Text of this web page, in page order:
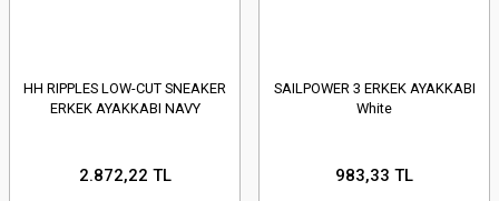
HH RIPPLES LOW-CUT SNEAKER
ERKEK AYAKKABI NAVY
2.872,22 TL
SAILPOWER 3 ERKEK AYAKKABI
White
983,33 TL